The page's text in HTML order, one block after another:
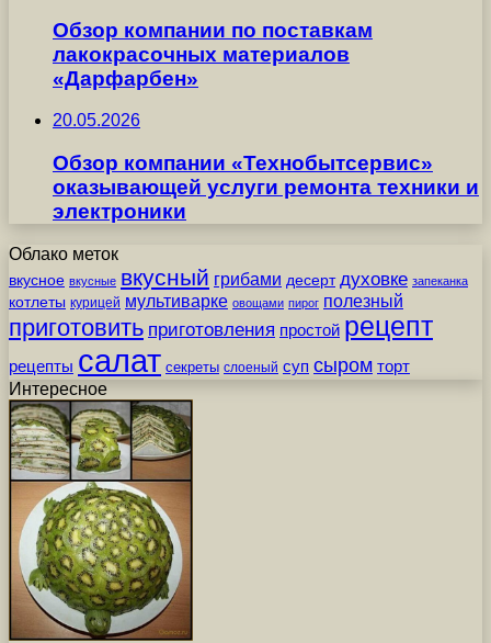
Обзор компании по поставкам
лакокрасочных материалов
«Дарфарбен»
20.05.2026
Обзор компании «Технобытсервис»
оказывающей услуги ремонта техники и
электроники
Облако меток
вкусное вкусные вкусный грибами десерт духовке запеканка
котлеты курицей мультиварке овощами пирог полезный
приготовить приготовления простой рецепт
рецепты салат секреты слоеный суп сыром торт
Интересное